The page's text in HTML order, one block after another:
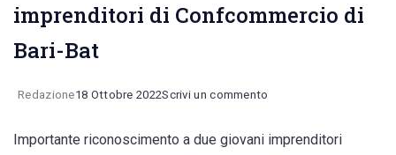
imprenditori di Confcommercio di
Bari-Bat
Redazione18 Ottobre 2022Scrivi un commento
Pascale
Importante riconoscimento a due giovani imprenditori